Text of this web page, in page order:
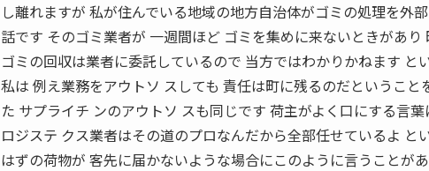
し離れますが 私が住んでいる地域の地方自治体がゴミの処理を外
話です そのゴミ業者が 一週間ほど ゴミを集めに来ないときがあ
ゴミの回収は業者に委託しているので 当方ではわかりかねます と
私は 例え業務をアウトソ スしても 責任は町に残るのだということ
た サプライチ ンのアウトソ スも同じです 荷主がよく口にする言
ロジステ クス業者はその道のプロなんだから全部任せているよ と
はずの荷物が 客先に届かないような場合にこのように言うことが